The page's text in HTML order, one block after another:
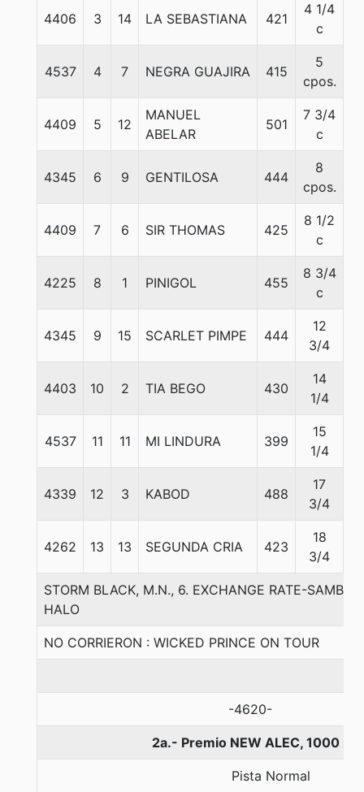
4406 3 14 LA SEBASTIANA 421
4 1/4
c
4537 4 7 NEGRA GUAJIRA 415
5
cpos.
4409 5 12
MANUEL
ABELAR
501
7 3/4
c
4345 6 9 GENTILOSA 444
8
cpos.
4409 7 6 SIR THOMAS 425
8 1/2
c
4225 8 1 PINIGOL 455
8 3/4
c
4345 9 15 SCARLET PIMPE 444
12
3/4
4403 10 2 TIA BEGO 430
14
1/4
4537 11 11 MI LINDURA 399
15
1/4
4339 12 3 KABOD 488
17
3/4
4262 13 13 SEGUNDA CRIA 423
18
3/4
STORM BLACK, M.N., 6. EXCHANGE RATE-
HALO
NO CORRIERON : WICKED PRINCE ON TOUR
-4620-
2a.- Premio NEW ALEC, 1000
Pista Normal